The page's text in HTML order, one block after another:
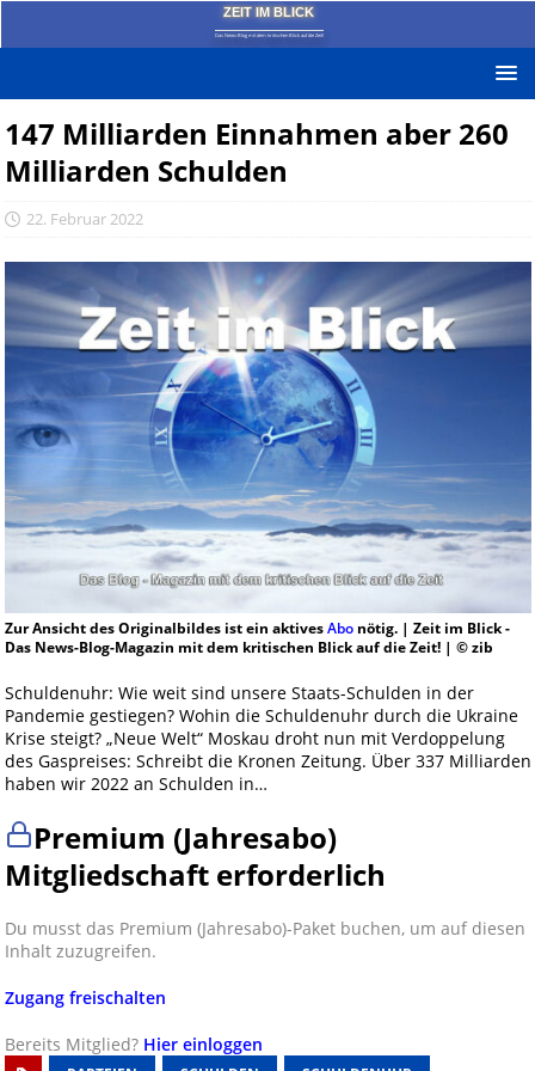
ZEIT IM BLICK
Das News-Blog mit dem kritischen Blick auf die Zeit!
147 Milliarden Einnahmen aber 260
Milliarden Schulden
22. Februar 2022
Zur Ansicht des Originalbildes ist ein aktivesAbonötig. | Zeit im Blick -
Das News-Blog-Magazin mit dem kritischen Blick auf die Zeit! | © zib
Schuldenuhr: Wie weit sind unsere Staats-Schulden in der
Pandemie gestiegen? Wohin die Schuldenuhr durch die Ukraine
Krise steigt? „Neue Welt“ Moskau droht nun mit Verdoppelung
des Gaspreises: Schreibt die Kronen Zeitung. Über 337 Milliarden
haben wir 2022 an Schulden in…
Premium (Jahresabo)
Mitgliedschaft erforderlich
Du musst das Premium (Jahresabo)-Paket buchen, um auf diesen
Inhalt zuzugreifen.
Zugang freischalten
Bereits Mitglied? Hier einloggen